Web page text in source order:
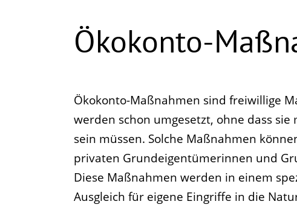
Ökokonto-
Ökokonto-Maßnahmen sind freiwillige
werden schon umgesetzt, ohne dass
sein müssen. Solche Maßnahmen
privaten Grundeigentümerinnen und
Diese Maßnahmen werden in einem
Ausgleich für eigene Eingriffe in die